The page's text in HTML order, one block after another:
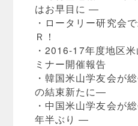
はお早目に ―
・ロータリー研究会
Ｒ！
・2016-17年度地区
ミナー開催報告
・韓国米山学友会が
の結束新たに―
・中国米山学友会が
年半ぶり ―